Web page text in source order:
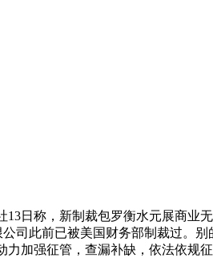
13日称，新制裁包罗衡水元展商业
司此前已被美国财务部制裁过。
加强征管，查漏补缺，依法依规